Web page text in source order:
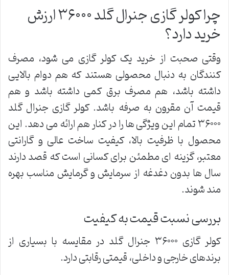
چرا کولر گازی جنرال گلد ۳۶۰۰۰ ارزش
خرید دارد؟
وقتی صحبت از خرید یک کولر گازی می شود، مصرف
کنندگان به دنبال محصولی هستند که هم دوام بالایی
داشته باشد، هم مصرف برق کمی داشته باشد و هم
قیمت آن مقرون به صرفه باشد. کولر گازی جنرال گلد
۳۶۰۰۰ تمام این ویژگی ها را در کنار هم ارائه می دهد. این
محصول با ظرفیت بالا، کیفیت ساخت عالی و گارانتی
معتبر، گزینه ای مطمئن برای کسانی است که قصد دارند
سال ها بدون دغدغه از سرمایش و گرمایش مناسب بهره
مند شوند.
بررسی نسبت قیمت به کیفیت
کولر گازی ۳۶۰۰۰ جنرال گلد در مقایسه با بسیاری از
برندهای خارجی و داخلی، قیمتی رقابتی دارد.